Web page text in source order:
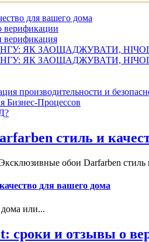
для вашего дома
верификации
верификация
ЯК ЗАОЩАДЖУВАТИ,
ЯК ЗАОЩАДЖУВАТИ,
производительности и
Бизнес-Процессов
стиль и
обои Darfarben стиль
для вашего дома
или...
сроки и отзывы о